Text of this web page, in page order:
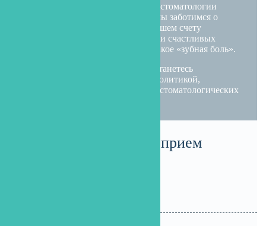
Рад приветствовать Вас на сайте стоматологии
«Сити-Дент»! Уже более 14 лет мы заботимся о
здоровье своих пациентов. На нашем счету
огромное количество довольных и счастливых
клиентов, которые забыли, что такое «зубная боль».
Обратившись к нам, вы точно останетесь
удовлетворены нашей ценовой политикой,
отличным сервисом и качеством стоматологических
Записаться на прием